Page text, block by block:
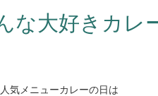
な大好きカレ
気メニューカレーの日は